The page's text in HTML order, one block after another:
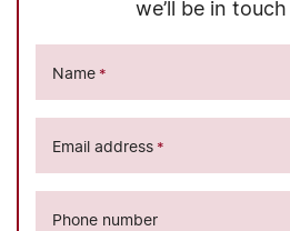
we’ll be in
Name *
Email address *
Phone number